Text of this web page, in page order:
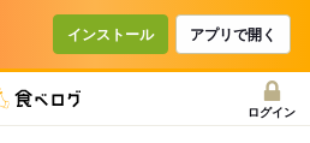
インストール アプリで開く
ログイン